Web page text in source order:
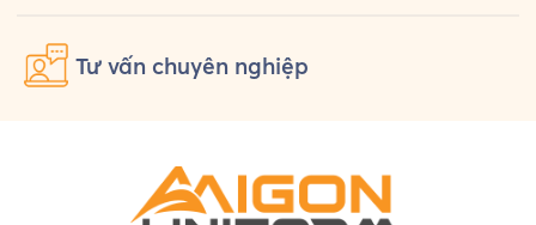
Tư vấn chuyên nghiệp